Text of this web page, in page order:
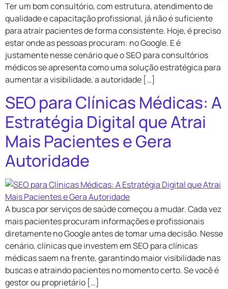
Ter um bom consultório, com estrutura, atendimento de
qualidade e capacitação profissional, já não é suficiente
para atrair pacientes de forma consistente. Hoje, é preciso
estar onde as pessoas procuram: no Google. E é
justamente nesse cenário que o SEO para consultórios
médicos se apresenta como uma solução estratégica para
aumentar a visibilidade, a autoridade […]
SEO para Clínicas Médicas: A
Estratégia Digital que Atrai
Mais Pacientes e Gera
Autoridade
A busca por serviços de saúde começou a mudar. Cada vez
mais pacientes procuram informações e profissionais
diretamente no Google antes de tomar uma decisão. Nesse
cenário, clínicas que investem em SEO para clínicas
médicas saem na frente, garantindo maior visibilidade nas
buscas e atraindo pacientes no momento certo. Se você é
gestor ou proprietário […]